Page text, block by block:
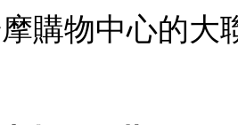
購物中心的大